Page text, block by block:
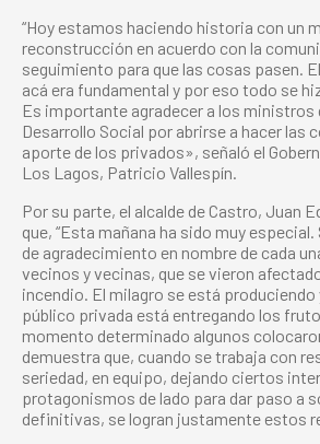
“Hoy estamos haciendo historia con un
reconstrucción en acuerdo con la
seguimiento para que las cosas pasen.
acá era fundamental y por eso todo se
Es importante agradecer a los ministros
Desarrollo Social por abrirse a hacer las
aporte de los privados», señaló el
Los Lagos, Patricio Vallespín.
Por su parte, el alcalde de Castro, Juan
que, “Esta mañana ha sido muy
de agradecimiento en nombre de cada
vecinos y vecinas, que se vieron
incendio. El milagro se está produciendo
público privada está entregando los
momento determinado algunos
demuestra que, cuando se trabaja con
seriedad, en equipo, dejando ciertos
protagonismos de lado para dar paso a
definitivas, se logran justamente estos